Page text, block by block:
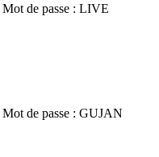
Mot de passe : LIVE
Mot de passe : GUJAN